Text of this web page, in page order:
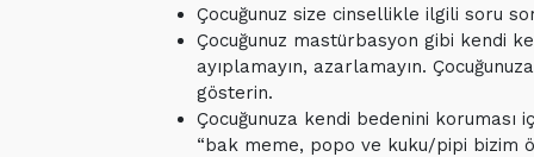
Çocuğunuz size cinsellikle ilgili soru
Çocuğunuz mastürbasyon gibi kendi
ayıplamayın, azarlamayın.
gösterin.
Çocuğunuza kendi bedenini
“bak meme, popo ve kuku/pipi bizim